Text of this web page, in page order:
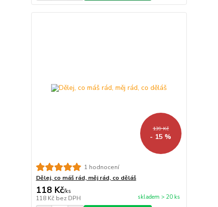
139 Kč
- 15 %
1 hodnocení
Dělej, co máš rád, měj rád, co děláš
118 Kč/ks
118 Kč bez DPH skladem > 20 ks